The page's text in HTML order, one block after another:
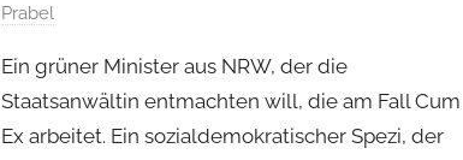
Prabel
Ein grüner Minister aus NRW, der die
Staatsanwältin entmachten will, die am Fall Cum
Ex arbeitet. Ein sozialdemokratischer Spezi, der